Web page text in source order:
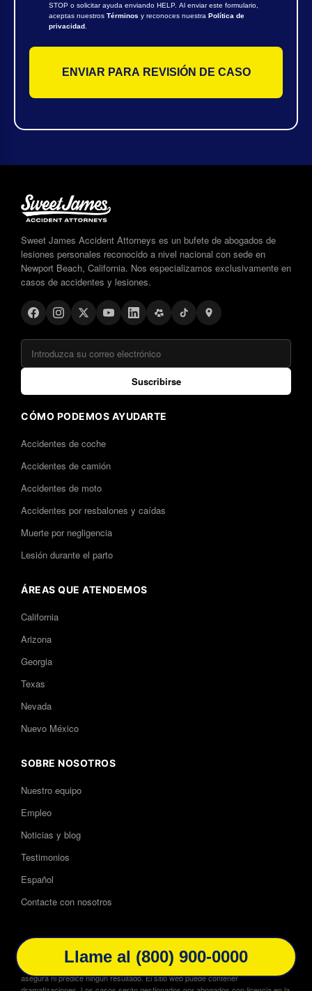
STOP o solicitar ayuda enviando HELP. Al enviar este formulario,
aceptas nuestros Términos y reconoces nuestra Política de
privacidad.
Sweet James Accident Attorneys es un bufete de abogados de
lesiones personales reconocido a nivel nacional con sede en
Newport Beach, California. Nos especializamos exclusivamente en
casos de accidentes y lesiones.
Suscribirse
CÓMO PODEMOS AYUDARTE
Accidentes de coche
Accidentes de camión
Accidentes de moto
Accidentes por resbalones y caídas
Muerte por negligencia
Lesión durante el parto
ÁREAS QUE ATENDEMOS
California
Arizona
Georgia
Texas
Nevada
Nuevo México
SOBRE NOSOTROS
Nuestro equipo
Empleo
Noticias y blog
Testimonios
Español
Contacte con nosotros
Publicidad de abogados. Descargo de responsabilidad: No se garantiza,
asegura ni predice ningún resultado. El sitio web puede contener
Llame al (800) 900-0000